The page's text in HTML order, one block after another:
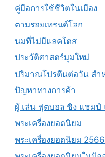
คู่มือการใช้ชีวิตในเมือง
ตามรอยเทรนด์โลก
นมที่ไม่มีแลคโตส
ประวัติศาสตร์มุมใหม่
ปริมาณโปรตีนต่อวัน สำ
ปัญหาทางการค้า
ผู้ เล่น ฟุตบอล ชิง แชมป์
พระเครื่องยอดนิยม
พระเครื่องยอดนิยม 2566